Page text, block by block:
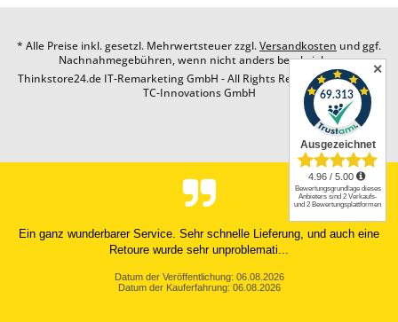
* Alle Preise inkl. gesetzl. Mehrwertsteuer zzgl.Versandkosten und ggf.
Nachnahmegebühren, wenn nicht anders beschrieben
Thinkstore24.de IT-Remarketing GmbH - All Rights Reserved. Design by
TC-Innovations GmbH
Ein ganz wunderbarer Service. Sehr schnelle Lieferung, und auch eine
Retoure wurde sehr unproblemati...
Datum der Veröffentlichung: 06.08.2026
Datum der Kauferfahrung: 06.08.2026
✕